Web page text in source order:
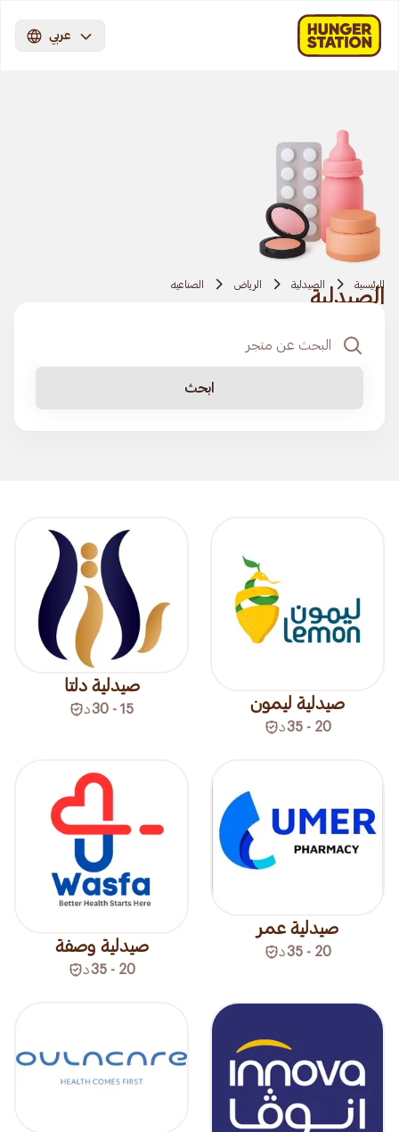
عربي
الرئيسية الصيدلية الرياض الصناعيه
الصيدلية
ابحث
صيدلية ليمون
20 - 35 د
صيدلية دلتا
15 - 30 د
صيدلية عمر
20 - 35 د صيدلية وصفة
20 - 35 د